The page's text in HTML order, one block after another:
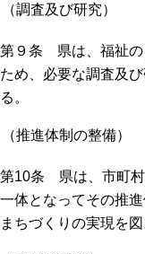
（調査及び研究）
第９条 県は、福祉の
ため、必要な調査及
る。
（推進体制の整備）
第10条 県は、市町村
一体となってその推
まちづくりの実現を図